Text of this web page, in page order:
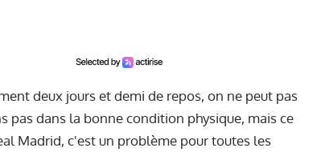
deux jours et demi de repos, on ne peut pas
pas dans la bonne condition physique, mais ce
Madrid, c'est un problème pour toutes les